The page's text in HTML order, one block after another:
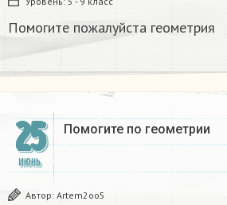
Помогите пожалуйста геометрия​
25
ИЮНЬ
Помогите по геометрии
Автор: Artem2oo5